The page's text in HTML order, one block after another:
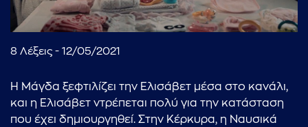
8 Λέξεις - 12/05/2021
Η Μάγδα ξεφτιλίζει την Ελισάβετ μέσα στο κανάλι,
και η Ελισάβετ ντρέπεται πολύ για την κατάσταση
που έχει δημιουργηθεί. Στην Κέρκυρα, η Ναυσικά